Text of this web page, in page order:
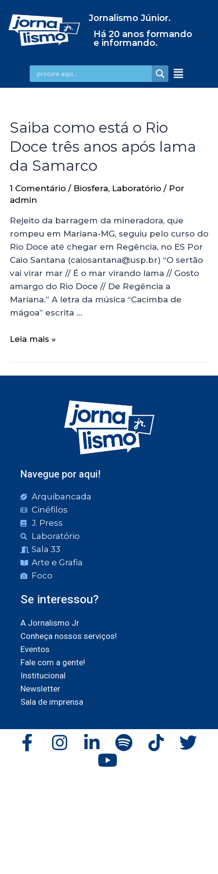
Jornalismo Júnior.
Há 20 anos formando
e informando.
Saiba como está o Rio
Doce três anos após lama
da Samarco
1 Comentário / Biosfera, Laboratório / Por
admin
Rejeito da barragem da mineradora, que
rompeu em Mariana-MG, seguiu pelo curso do
Rio Doce até chegar em Regência, no ES Por
Caio Santana (caiosantana@usp.br) “O sertão
vai virar mar // É o mar virando lama // Gosto
amargo do Rio Doce // De Regência a
Mariana.” A letra da música “Cacimba de
mágoa” escrita …
Leia mais »
Navegue por aqui!
Arquibancada
Cinéfilos
J. Press
Laboratório
Sala 33
Arte e Grafia
Foco
Se interessou?
A Jornalismo Jr
Conheça nossos serviços!
Eventos
Fale com a gente!
Institucional
Newsletter
Sala de imprensa